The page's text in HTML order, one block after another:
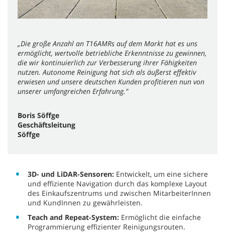
„Die große Anzahl an T16AMRs auf dem Markt hat es uns
ermöglicht, wertvolle betriebliche Erkenntnisse zu gewinnen,
die wir kontinuierlich zur Verbesserung ihrer Fähigkeiten
nutzen. Autonome Reinigung hat sich als äußerst effektiv
erwiesen und unsere deutschen Kunden profitieren nun von
unserer umfangreichen Erfahrung."
Boris Söffge
Geschäftsleitung
Söffge
3D- und LiDAR-Sensoren: Entwickelt, um eine sichere
und effiziente Navigation durch das komplexe Layout
des Einkaufszentrums und zwischen MitarbeiterInnen
und KundInnen zu gewährleisten.
Teach and Repeat-System: Ermöglicht die einfache
Programmierung effizienter Reinigungsrouten.